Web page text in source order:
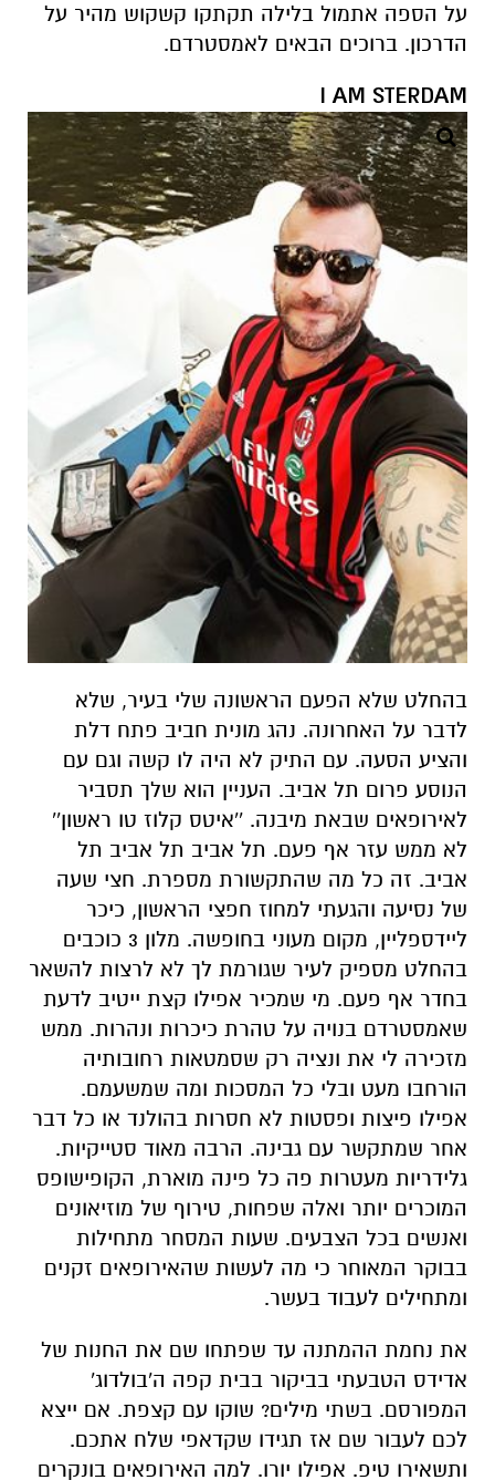
על הספה אתמול בלילה תקתקו קשקוש מהיר על
הדרכון. ברוכים הבאים לאמסטרדם.
I AM STERDAM
בהחלט שלא הפעם הראשונה שלי בעיר, שלא
לדבר על האחרונה. נהג מונית חביב פתח דלת
והציע הסעה. עם התיק לא היה לו קשה וגם עם
הנוסע פרום תל אביב. העניין הוא שלך תסביר
לאירופאים שבאת מיבנה. ''איטס קלוז טו ראשון''
לא ממש עזר אף פעם. תל אביב תל אביב תל
אביב. זה כל מה שהתקשורת מספרת. חצי שעה
של נסיעה והגעתי למחוז חפצי הראשון, כיכר
ליידספליין, מקום מעוני בחופשה. מלון 3 כוכבים
בהחלט מספיק לעיר שגורמת לך לא לרצות להשאר
בחדר אף פעם. מי שמכיר אפילו קצת ייטיב לדעת
שאמסטרדם בנויה על טהרת כיכרות ונהרות. ממש
מזכירה לי את ונציה רק שסמטאות רחובותיה
הורחבו מעט ובלי כל המסכות ומה שמשעמם.
אפילו פיצות ופסטות לא חסרות בהולנד או כל דבר
אחר שמתקשר עם גבינה. הרבה מאוד סטייקיות.
גלידריות מעטרות פה כל פינה מוארת, הקופישופס
המוכרים יותר ואלה שפחות, טירוף של מוזיאונים
ואנשים בכל הצבעים. שעות המסחר מתחילות
בבוקר המאוחר כי מה לעשות שהאירופאים זקנים
ומתחילים לעבוד בעשר.
את נחמת ההמתנה עד שפתחו שם את החנות של
אדידס הטבעתי בביקור בבית קפה ה'בולדוג'
המפורסם. בשתי מילים? שוקו עם קצפת. אם ייצא
לכם לעבור שם אז תגידו שקדאפי שלח אתכם.
ותשאירו טיפ. אפילו יורו. למה האירופאים בונקרים